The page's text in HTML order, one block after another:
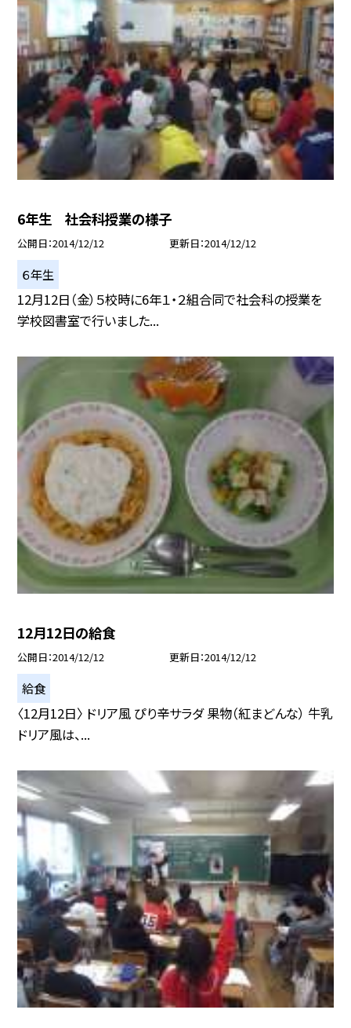
6年生 社会科授業の様子
公開日 2014/12/12 更新日 2014/12/12
６年生
12月12日（金）５校時に6年１・２組合同で社会科の授業を
学校図書室で行いました...
12月12日の給食
公開日 2014/12/12 更新日 2014/12/12
給食
〈12月12日〉 ドリア風 ぴり辛サラダ 果物（紅まどんな） 牛乳
ドリア風は、...